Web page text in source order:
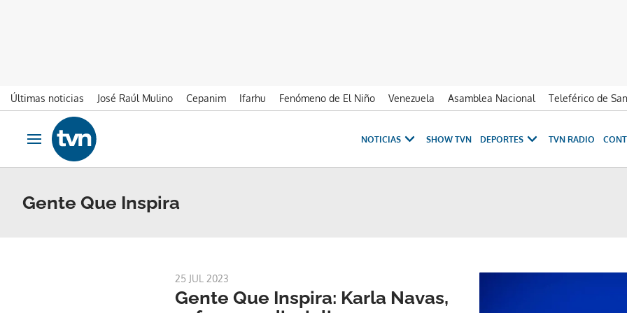
Últimas noticias José Raúl Mulino Cepanim Ifarhu Fenómeno de El Niño Venezuela Asamblea Nacional Teleférico de
Ir al contenido
Obrir navegació
NOTICIAS SHOW TVN DEPORTES TVN RADIO
Gente Que Inspira
25 JUL 2023
Gente Que Inspira: Karla Navas,